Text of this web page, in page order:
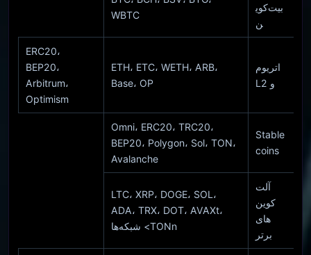
بیت‌کوی
ن
WBTC
اتریوم
و L2
ETH، ETC، WETH، ARB،
Base، OP
ERC20،
BEP20،
Arbitrum،
Optimism
Stable
coins
Omni، ERC20، TRC20،
BEP20، Polygon، Sol، TON،
Avalanche
آلت
کوین
های
برتر
LTC، XRP، DOGE، SOL،
ADA، TRX، DOT، AVAXt،
TONn> شبکه‌ها